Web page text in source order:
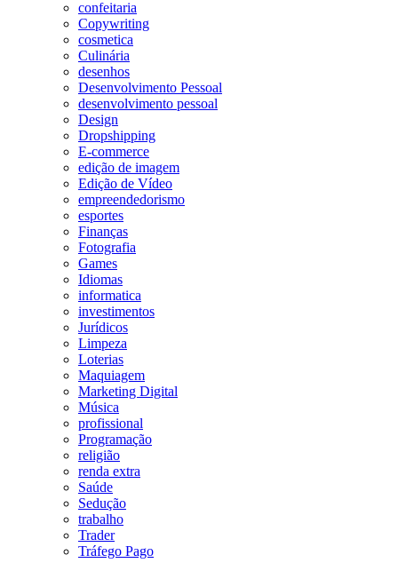
confeitaria
Copywriting
cosmetica
Culinária
desenhos
Desenvolvimento Pessoal
desenvolvimento pessoal
Design
Dropshipping
E-commerce
edição de imagem
Edição de Vídeo
empreendedorismo
esportes
Finanças
Fotografia
Games
Idiomas
informatica
investimentos
Jurídicos
Limpeza
Loterias
Maquiagem
Marketing Digital
Música
profissional
Programação
religião
renda extra
Saúde
Sedução
trabalho
Trader
Tráfego Pago